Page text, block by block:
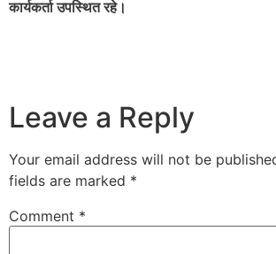
कार्यकर्ता उपस्थित रहे।
Leave a Reply
Your email address will not be
fields are marked *
Comment *